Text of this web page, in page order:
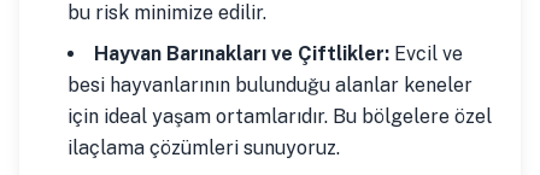
bu risk minimize edilir.
Hayvan Barınakları ve Çiftlikler: Evcil ve
besi hayvanlarının bulunduğu alanlar keneler
için ideal yaşam ortamlarıdır. Bu bölgelere özel
ilaçlama çözümleri sunuyoruz.